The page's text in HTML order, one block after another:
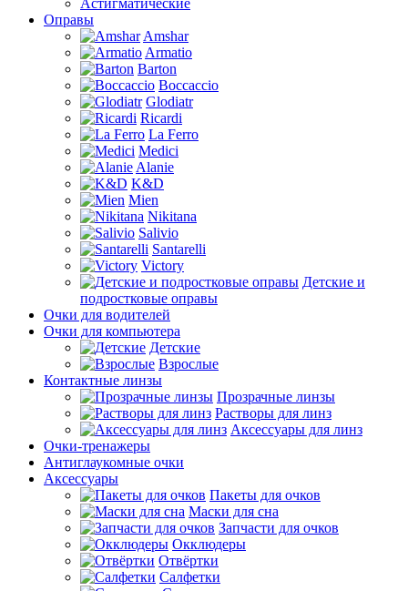
Оправы
Amshar
Armatio
Barton
Boccaccio
Glodiatr
Ricardi
La Ferro
Medici
Alanie
K&D
Mien
Nikitana
Salivio
Santarelli
Victory
Детские и
подростковые оправы
Очки для водителей
Очки для компьютера
Детские
Взрослые
Контактные линзы
Прозрачные линзы
Растворы для линз
Аксессуары для линз
Очки-тренажеры
Антиглаукомные очки
Аксессуары
Пакеты для очков
Маски для сна
Запчасти для очков
Окклюдеры
Отвёртки
Салфетки